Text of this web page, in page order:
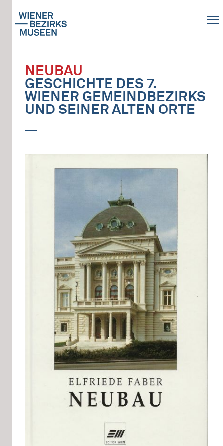
NEUBAU
GESCHICHTE DES 7.
WIENER GEMEINDBEZIRKS
UND SEINER ALTEN ORTE